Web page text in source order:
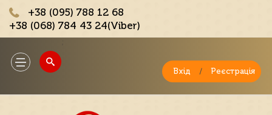
+38 (095) 788 12 68
+38 (068) 784 43 24(Viber)
Toggle
navigation
Вхід / Реєстрація